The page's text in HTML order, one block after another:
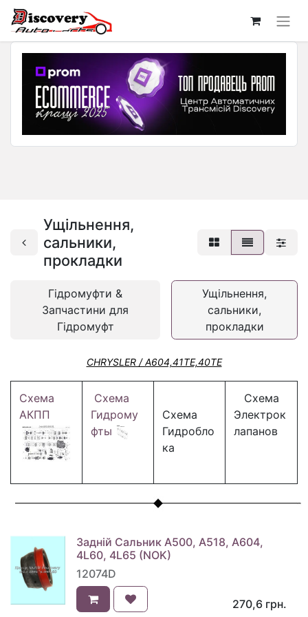
Ущільнення,
сальники,
прокладки
Гідромуфти &
Запчастини для
Гідромуфт
Ущільнення,
сальники,
прокладки
CHRYSLER / A604,41TE,40TE
Схема
АКПП
Схема
Гидрому
фты
Схема
Гидробло
ка
Схема
Электрок
лапанов
Задній Сальник A500, A518, A604,
4L60, 4L65 (NOK)
12074D
270,6 грн.